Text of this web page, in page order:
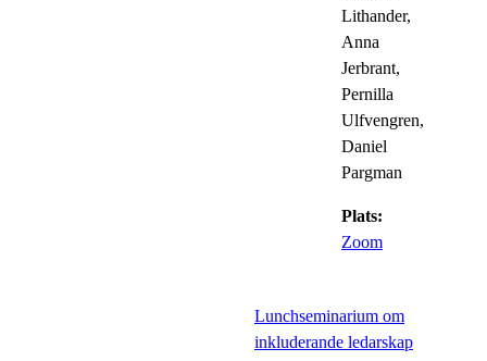
Lithander,
Anna
Jerbrant,
Pernilla
Ulfvengren,
Daniel
Pargman
Plats:
Zoom
Lunchseminarium om
inkluderande ledarskap